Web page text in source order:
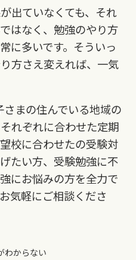
出ていなくても、それ
はなく、勉強のやり方
に多いです。そういっ
方さえ変えれば、一気
まの住んでいる地域の
れぞれに合わせた定期
校に合わせたの受験対
たい方、受験勉強に不
にお悩みの方を全力で
気軽にご相談くださ
わからない